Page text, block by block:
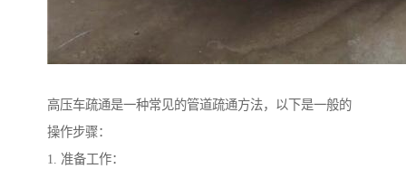
高压车疏通是一种常见的管道疏通方法，以下是一般的
操作步骤：
1. 准备工作：